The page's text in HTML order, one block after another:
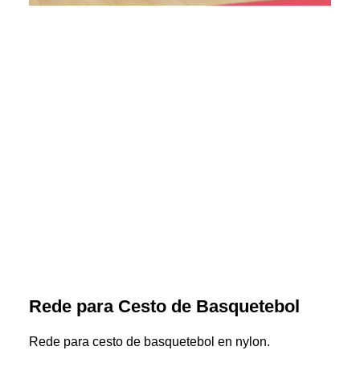
Rede para Cesto de Basquetebol
Rede para cesto de basquetebol en nylon.